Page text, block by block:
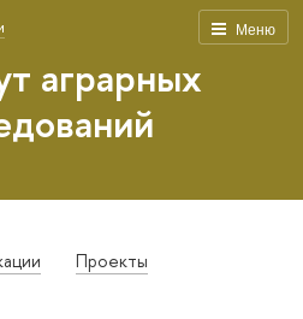
Меню
аграрных
Проекты